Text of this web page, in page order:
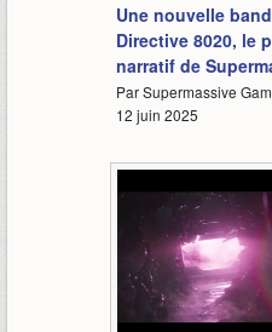
Une nouvelle
Directive 8020, le
narratif de
Par Supermassive
12 juin 2025